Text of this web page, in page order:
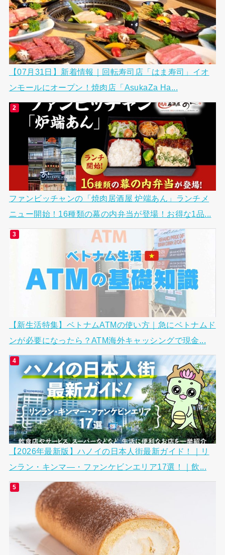
【07月31日】新着情報｜回転寿司店「はま寿司」イオ
ンモールにオープン！焼肉店「AsukaZa Ha...
ファンビッチャンの「焼肉居酒屋 炉端あん」ランチメ
ニュー開始！16種類の幕の内弁当が登場！お得な1品...
【新生活特集】ベトナムATMの使い方｜急にベトナムド
ンが必要になったら？ATM海外キャッシングで現金...
【2026年最新版】ハノイの日本人街最新ガイド！｜リ
ンラン・キンマ―・ファンケビンエリア17選！｜飲...